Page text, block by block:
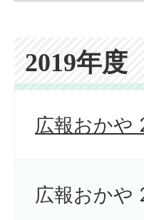
2019年度
広報おかや
広報おかや